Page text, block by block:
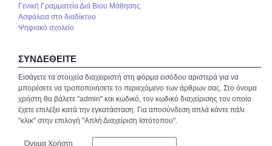
Γενική Γραμματεία Διά Βίου Μάθησης
Ασφάλεια στο διαδίκτυο
Ψηφιακό σχολείο
ΣΥΝΔΕΘΕΊΤΕ
Εισάγετε τα στοιχεία διαχειριστή στη φόρμα εισόδου αριστερά για να
μπορέσετε να τροποποιήσετε το περιεχόμενο των άρθρων σας. Στο όνομα
χρήστη θα βάλετε "admin" και κωδικό, τον κωδικό διαχείρισης τον οποίο
έχετε επιλέξει κατά την εγκατάσταση. Για αποσύνδεση απλά κάντε πάλι
"κλικ" στην επιλογή "Απλή Διαχείριση Ιστότοπου".
Όνομα Χρήστη